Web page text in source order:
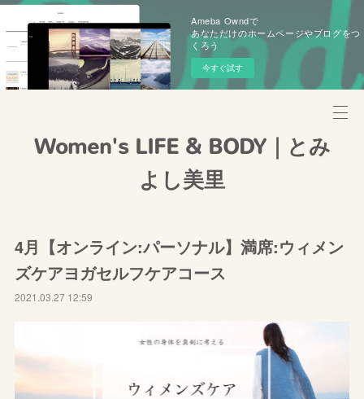
Ameba Owndで
あなただけのホームページやブログをつ
くろう
今すぐ試す
Women's LIFE & BODY｜とみ
よし美里
4月【オンライン:パーソナル】満席:ウィメン
ズケアヨガセルフケアコース
2021.03.27 12:59